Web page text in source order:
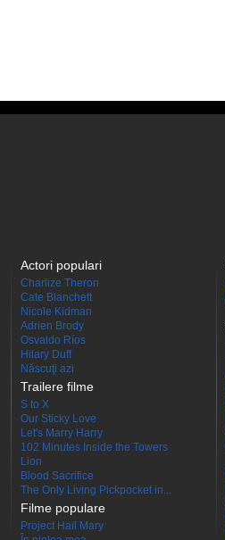
Actori populari
Charlize Theron
Cate Blanchett
Nicole Kidman
Adrien Brody
Osvaldo Ríos
Hilary Duff
Născuţi azi
Trailere filme
S to X
Our Sticky Love
Let's Marry Harry
102 Minutes Inside the Towers
Lion
Blood Sacrifice
The Only Living Pickpocket in...
Filme populare
Project Hail Mary